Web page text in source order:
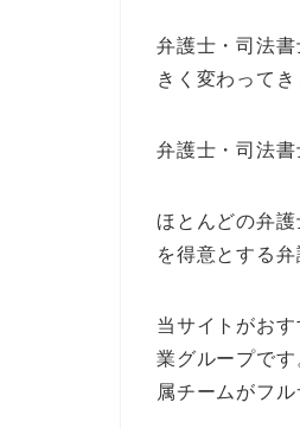
弁護士・司法
きく変わってき
弁護士・司法書
ほとんどの弁
を得意とする
当サイトがお
業グループで
属チームがフル